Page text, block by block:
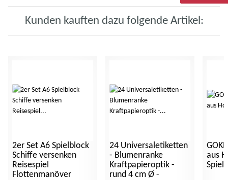
Kunden kauften dazu folgende Artikel:
2er Set A6 Spielblock
Schiffe versenken
Reisespiel
Flottenmanöver
24 Universaletiketten
- Blumenranke
Kraftpapieroptik -
rund 4 cm Ø -
aus